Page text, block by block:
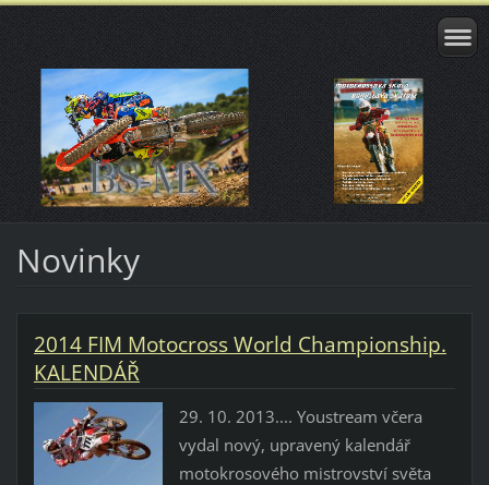
Novinky
2014 FIM Motocross World Championship.
KALENDÁŘ
29. 10. 2013.... Youstream včera
vydal nový, upravený kalendář
motokrosového mistrovství světa